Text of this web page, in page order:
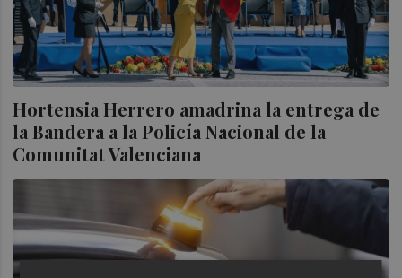
Hortensia Herrero amadrina la entrega de
la Bandera a la Policía Nacional de la
Comunitat Valenciana